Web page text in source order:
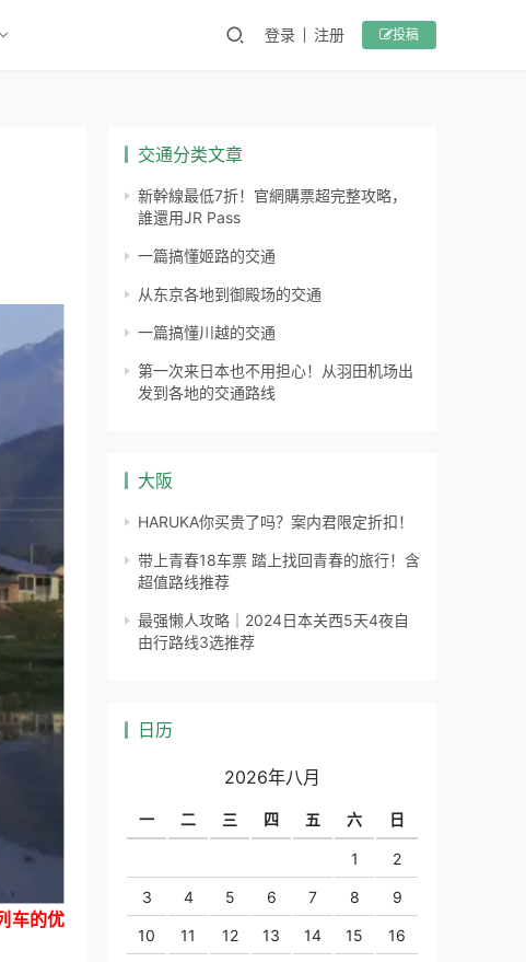
登录 注册 投稿
车的优
交通分类文章
新幹線最低7折！官網購票超完整攻略，
誰還用JR Pass
一篇搞懂姬路的交通
从东京各地到御殿场的交通
一篇搞懂川越的交通
第一次来日本也不用担心！从羽田机场出
发到各地的交通路线
大阪
HARUKA你买贵了吗？案内君限定折扣！
带上青春18车票 踏上找回青春的旅行！含
超值路线推荐
最强懒人攻略｜2024日本关西5天4夜自
由行路线3选推荐
日历
2026年八月
一 二 三 四 五 六 日
1 2
3 4 5 6 7 8 9
10 11 12 13 14 15 16